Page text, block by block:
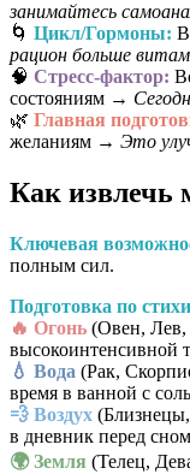
занимайтесь
🌀 Цикл/Гормоны:
рацион больше
🧠 Стресс-фактор:
состояниям →
🌿 Главная
желаниям → Это
Как извлечь
Ключевая
полным сил.
Подготовка по
🔥 Огонь (Овен, Лев,
высокоинтенсивной
💧 Вода (Рак,
время в ванной с
💨 Воздух
в дневник перед сном
🌍 Земля (Телец,